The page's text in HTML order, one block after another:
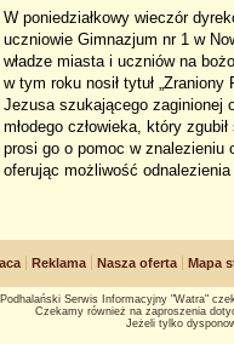
W poniedziałkowy wieczór
uczniowie Gimnazjum nr 1 w
władze miasta i uczniów na
w tym roku nosił tytuł
Jezusa szukającego zaginionej
młodego człowieka, który
prosi go o pomoc w znalezieniu
oferując możliwość
Reklama Nasza oferta Mapa
Podhalański Serwis Informacyjny "Watra"
Czekamy również na zaproszenia
Jeżeli tylko